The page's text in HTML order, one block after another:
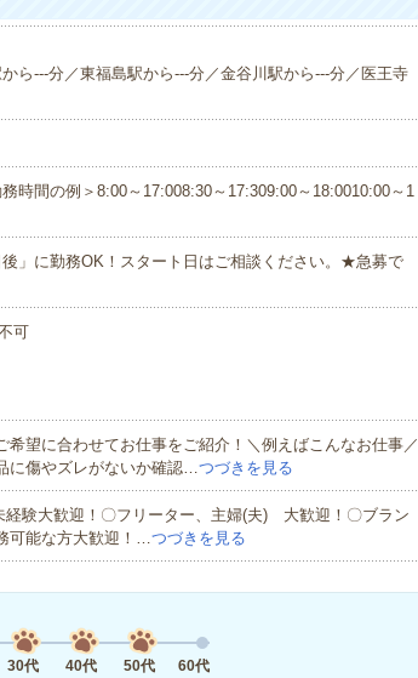
ら---分／東福島駅から---分／金谷川駅から---分／医王寺
時間の例＞8:00～17:008:30～17:309:00～18:0010:00～1
」に勤務OK！スタート日はご相談ください。★急募で
可
希望に合わせてお仕事をご紹介！＼例えばこんなお仕事／
に傷やズレがないか確認…つづきを見る
経験大歓迎！〇フリーター、主婦(夫) 大歓迎！〇ブラン
可能な方大歓迎！…つづきを見る
30代 40代 50代 60代